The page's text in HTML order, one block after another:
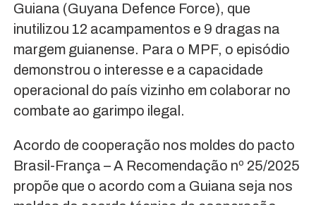
Guiana (Guyana Defence Force), que
inutilizou 12 acampamentos e 9 dragas na
margem guianense. Para o MPF, o episódio
demonstrou o interesse e a capacidade
operacional do país vizinho em colaborar no
combate ao garimpo ilegal.
Acordo de cooperação nos moldes do pacto
Brasil-França – A Recomendação nº 25/2025
propõe que o acordo com a Guiana seja nos